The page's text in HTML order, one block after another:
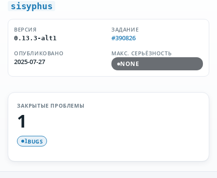
sisyphus
ВЕРСИЯ
0.13.3-alt1
ЗАДАНИЕ
#390826
ОПУБЛИКОВАНО
2025-07-27
МАКС. СЕРЬЁЗНОСТЬ
NONE
ЗАКРЫТЫЕ ПРОБЛЕМЫ
1
1BUGS